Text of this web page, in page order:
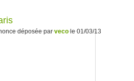
déposée parvecole 01/03/13